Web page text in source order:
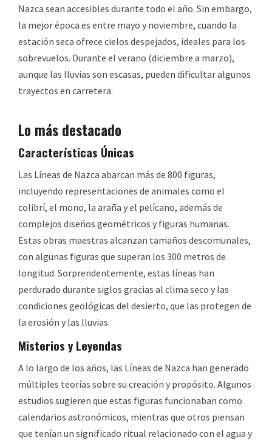
Nazca sean accesibles durante todo el año. Sin embargo,
la mejor época es entre mayo y noviembre, cuando la
estación seca ofrece cielos despejados, ideales para los
sobrevuelos. Durante el verano (diciembre a marzo),
aunque las lluvias son escasas, pueden dificultar algunos
trayectos en carretera.
Lo más destacado
Características Únicas
Las Líneas de Nazca abarcan más de 800 figuras,
incluyendo representaciones de animales como el
colibrí, el mono, la araña y el pelícano, además de
complejos diseños geométricos y figuras humanas.
Estas obras maestras alcanzan tamaños descomunales,
con algunas figuras que superan los 300 metros de
longitud. Sorprendentemente, estas líneas han
perdurado durante siglos gracias al clima seco y las
condiciones geológicas del desierto, que las protegen de
la erosión y las lluvias.
Misterios y Leyendas
A lo largo de los años, las Líneas de Nazca han generado
múltiples teorías sobre su creación y propósito. Algunos
estudios sugieren que estas figuras funcionaban como
calendarios astronómicos, mientras que otros piensan
que tenían un significado ritual relacionado con el agua y